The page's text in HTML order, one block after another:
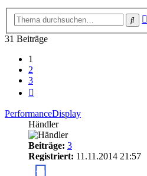
31 Beiträge
1
2
3
PerformanceDisplay
Händler
Beiträge: 3
Registriert: 11.11.2014 21:57